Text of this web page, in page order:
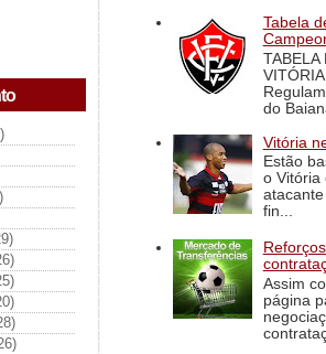
Tabela
TABELA
do
Vitória
Estão
o Vitória
fin...
Assim
página